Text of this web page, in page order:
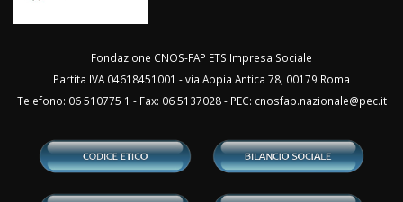
Fondazione CNOS-FAP ETS Impresa Sociale
Partita IVA 04618451001 - via Appia Antica 78, 00179 Roma
Telefono: 06 510775 1 - Fax: 06 5137028 - PEC: cnosfap.nazionale@pec.it